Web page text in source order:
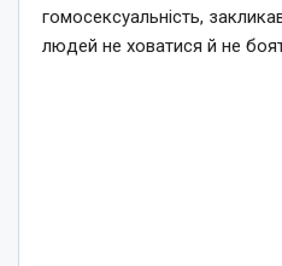
гомосексуальність,
людей не ховатися й не